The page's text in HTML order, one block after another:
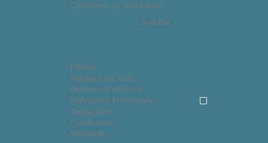
Confitures du Sud-Ouest
Sud-Est
Herbes
Poissons du midi
Producteur d'olives
Spécialités Provençales
Tartinables
Condiments
Moutardes